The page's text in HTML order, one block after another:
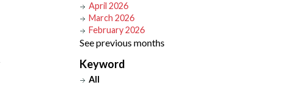
April 2026
March 2026
February 2026
See previous months
Keyword
All